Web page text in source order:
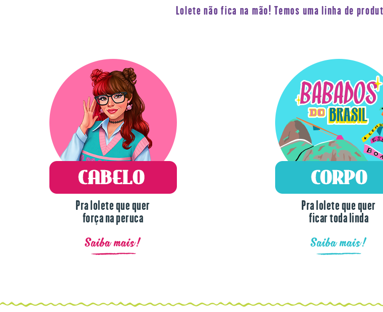
Lolete não fica na mão! Temos uma linha de
Pra lolete que quer
força na peruca
Saiba mais!
Pra lolete que quer
ficar toda linda
Saiba mais!